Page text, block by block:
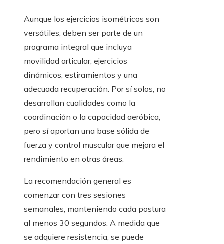
Aunque los ejercicios isométricos son
versátiles, deben ser parte de un
programa integral que incluya
movilidad articular, ejercicios
dinámicos, estiramientos y una
adecuada recuperación. Por sí solos, no
desarrollan cualidades como la
coordinación o la capacidad aeróbica,
pero sí aportan una base sólida de
fuerza y control muscular que mejora el
rendimiento en otras áreas.
La recomendación general es
comenzar con tres sesiones
semanales, manteniendo cada postura
al menos 30 segundos. A medida que
se adquiere resistencia, se puede